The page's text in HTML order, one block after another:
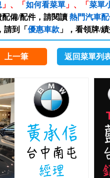
」、「 如何看菜單」、「 菜單
備/配件，請閱讀 熱門汽車
，請到「 優惠車款」，看領牌/
上一筆 返回菜單列